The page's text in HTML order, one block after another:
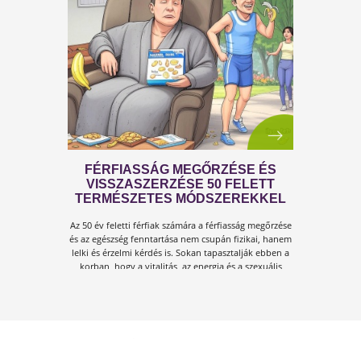
FÉRFI VÁLTOZÓKOR - A
LEHETŐSÉGET LÁSD MEG